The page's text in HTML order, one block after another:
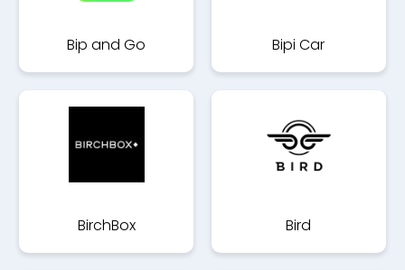
Bip and Go Bipi Car
BirchBox Bird